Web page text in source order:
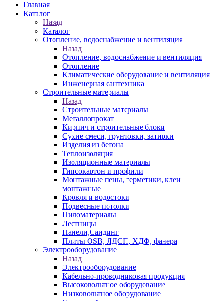
Главная
Каталог
Назад
Каталог
Отопление, водоснабжение и вентиляция
Назад
Отопление, водоснабжение и вентиляция
Отопление
Климатические оборудование и вентиляция
Инженерная сантехника
Строительные материалы
Назад
Строительные материалы
Металлопрокат
Кирпич и строительные блоки
Сухие смеси, грунтовки, затирки
Изделия из бетона
Теплоизоляция
Изоляционные материалы
Гипсокартон и профили
Монтажные пены, герметики, клеи
монтажные
Кровля и водостоки
Подвесные потолки
Пиломатериалы
Лестницы
Панели,Сайдинг
Плиты OSB, ЛДСП, ХДФ, фанера
Электрооборудование
Назад
Электрооборудование
Кабельно-проводниковая продукция
Высоковольтное оборудование
Низковольтное оборудование